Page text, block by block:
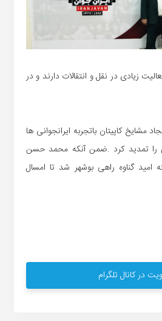
زیادی در نقل و انتقالات دارند و در
مشایخ کاپیتان باتجربه ایرانجوانی ها
را تمدید کرد .ضمن آنکه محمد حسن
امید گناوه راهی بوشهر شد تا امسال
در کانال تلگرام